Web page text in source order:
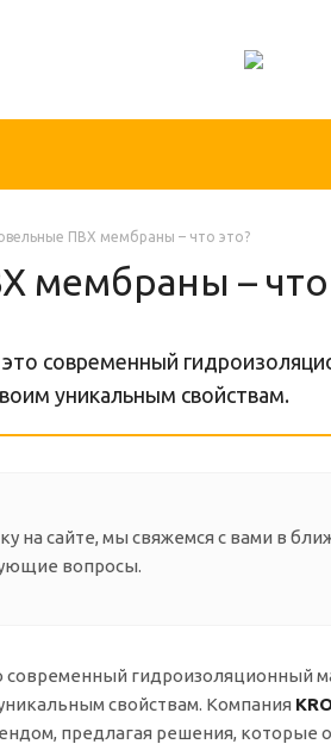
ПВХ мембраны – что это?
мембраны – что
современный
уникальным свойствам.
на сайте, мы свяжемся с вами в
вопросы.
современный гидроизоляционный
свойствам. Компания
предлагая решения, которые